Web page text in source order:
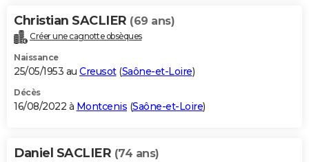
Christian SACLIER (69 ans)
Créer une cagnotte obsèques
Naissance
25/05/1953 au Creusot(Saône-et-Loire)
Décès
16/08/2022 à Montcenis (Saône-et-Loire)
Daniel SACLIER (74 ans)